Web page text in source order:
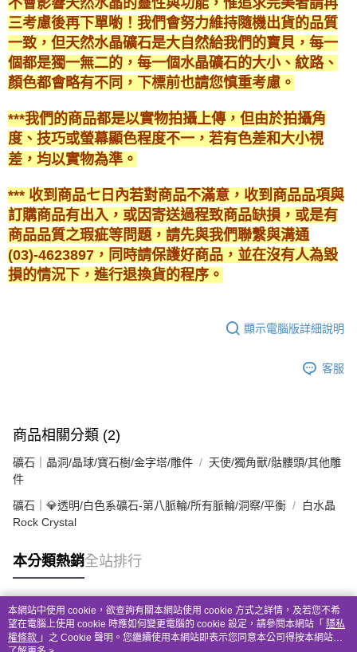
三考慮後再下單喲！我們會努力維持隨機出貨的品質
一致，但天然水晶礦石是大自然給我們的寶貝，每一
個都是獨一無二的，每一個水晶礦石的大小、紋路、
顏色都會略有不同，下標前也請您慎重考慮。
***我們的商品都是以實物拍攝上傳，但由於拍攝角
度、技巧或螢幕顯色程度不一，若有色差和大小視
差，均以實物為準。
*** 收到商品七日內若對商品不滿意，收到商品品項與
訂購商品有出入，或因寄送過程致商品缺損，或是有
商品品質之瑕疵等問題，請先與我們聯繫與溝通
(03)-4623897，同時請保護好商品，並在沒有人為毀
損的情況下，進行退換貨的程序。
顯示電腦版詳細說明
客服
商品相關分類 (2)
礦石｜晶洞/晶球/寶石樹/金字塔/雕件
天使/獨角獸/骷髏頭/其他雕
件
礦石｜💎透明/白色系礦石-第八脈輪/所有脈輪/洞察/平衡
白水晶
Rock Crystal
本分類熱銷全站排行
熱門標籤
本網站中使用 cookie，欲查詢有關本網站使用 cookie 方式之詳情，及若您不希
望在電腦上使用 cookie 時應如何變更電腦的 cookie 設定，請參閱本網站「 隱私
權條款 」之 Cookie 聲明。您繼續使用本網站即表示您同意本公司得按本網站使